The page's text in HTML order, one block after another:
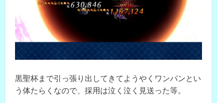
黒聖杯まで引っ張り出してきてようやくワンパンとい
う体たらくなので、採用は泣く泣く見送った等。